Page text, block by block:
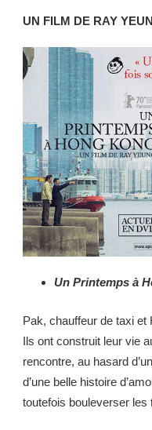
UN FILM DE RAY
Un Printemps à
Pak, chauffeur de taxi et
Ils ont construit leur vie
rencontre, au hasard
d’une belle histoire
toutefois bouleverser les